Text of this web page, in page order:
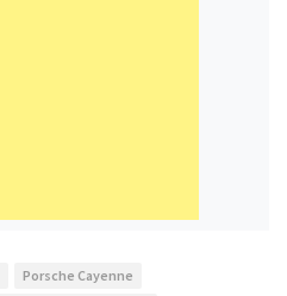
Porsche Cayenne